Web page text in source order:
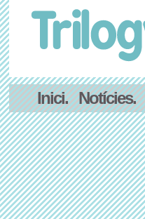
Inici. Notícies.